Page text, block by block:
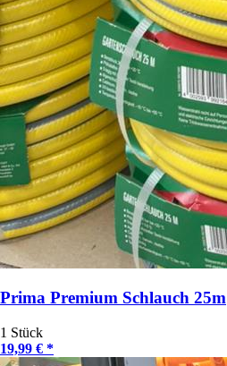
Prima Premium Schlauch 25m
1 Stück
19,99 € *